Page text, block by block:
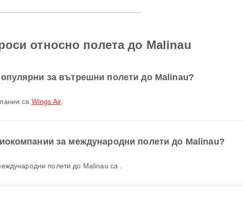
относно полета до Malinau
за вътрешни полети до Malinau?
са Wings Air.
за международни полети до Malinau?
полети до Malinau са .